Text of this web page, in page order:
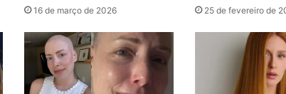
16 de março de 2026 25 de fevereiro de